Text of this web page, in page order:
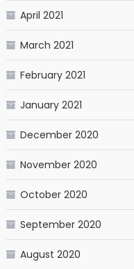
April 2021
March 2021
February 2021
January 2021
December 2020
November 2020
October 2020
September 2020
August 2020